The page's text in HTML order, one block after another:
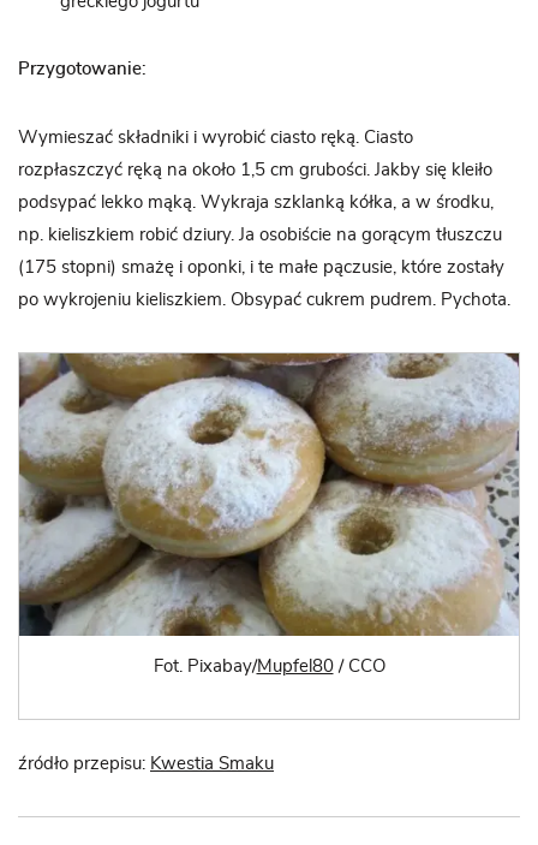
Przygotowanie:
Wymieszać składniki i wyrobić ciasto ręką. Ciasto
rozpłaszczyć ręką na około 1,5 cm grubości. Jakby się kleiło
podsypać lekko mąką. Wykraja szklanką kółka, a w środku,
np. kieliszkiem robić dziury. Ja osobiście na gorącym tłuszczu
(175 stopni) smażę i oponki, i te małe pączusie, które zostały
po wykrojeniu kieliszkiem. Obsypać cukrem pudrem. Pychota.
Fot. Pixabay/Mupfel80/ CCO
źródło przepisu: Kwestia Smaku